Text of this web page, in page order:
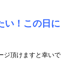
！ この日に
ジ頂けますと幸いで